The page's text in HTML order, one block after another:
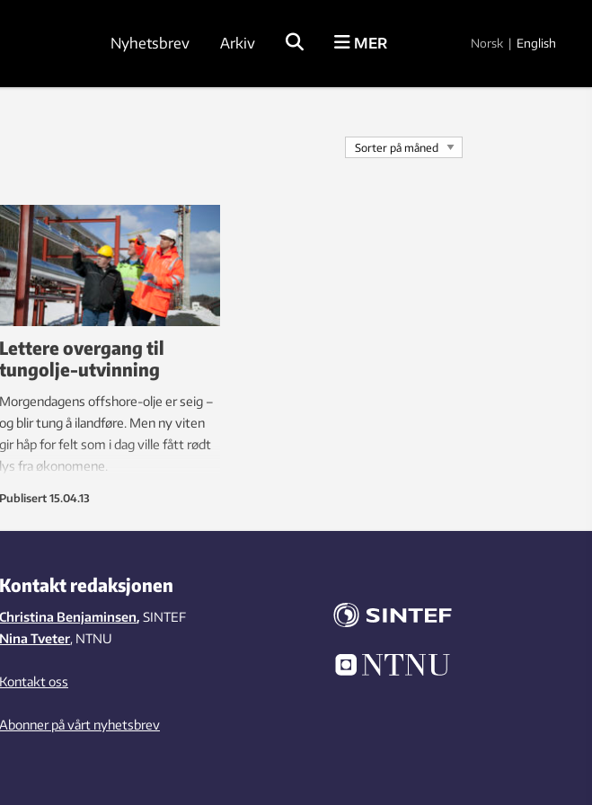
Nyhetsbrev Arkiv MER Norsk | English
Lettere overgang til
tungolje-utvinning
Morgendagens offshore-olje er seig –
og blir tung å ilandføre. Men ny viten
gir håp for felt som i dag ville fått rødt
lys fra økonomene.
Publisert 15.04.13
Kontakt redaksjonen
Christina Benjaminsen, SINTEF
Nina Tveter, NTNU
Kontakt oss
Abonner på vårt nyhetsbrev